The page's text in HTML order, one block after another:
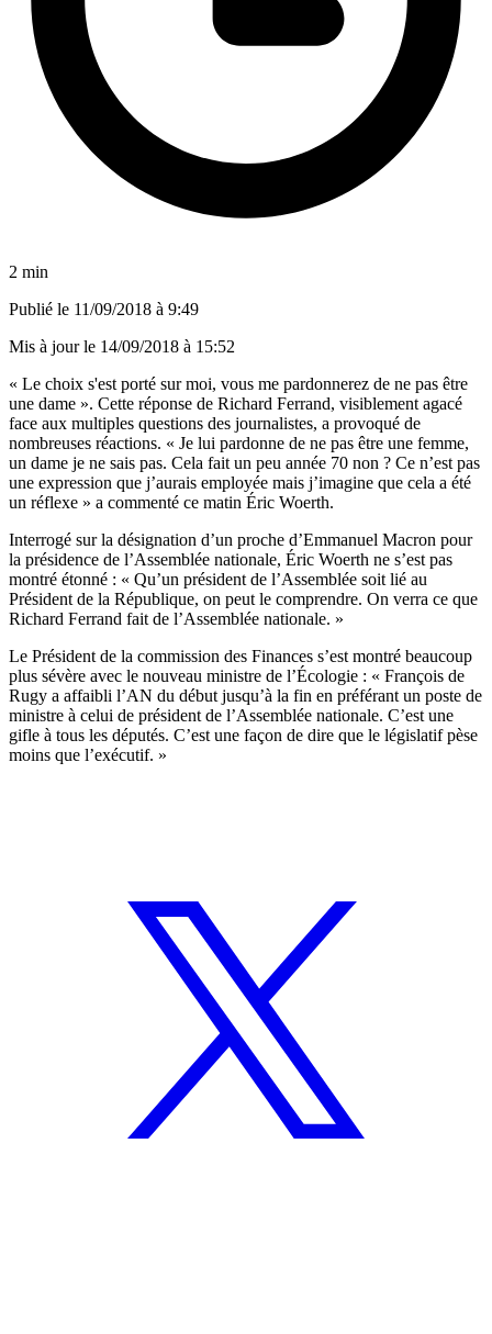
2 min
Publié le 11/09/2018 à 9:49
Mis à jour le 14/09/2018 à 15:52
« Le choix s'est porté sur moi, vous me pardonnerez de ne pas être
une dame ». Cette réponse de Richard Ferrand, visiblement agacé
face aux multiples questions des journalistes, a provoqué de
nombreuses réactions. « Je lui pardonne de ne pas être une femme,
un dame je ne sais pas. Cela fait un peu année 70 non ? Ce n’est pas
une expression que j’aurais employée mais j’imagine que cela a été
un réflexe » a commenté ce matin Éric Woerth.
Interrogé sur la désignation d’un proche d’Emmanuel Macron pour
la présidence de l’Assemblée nationale, Éric Woerth ne s’est pas
montré étonné : « Qu’un président de l’Assemblée soit lié au
Président de la République, on peut le comprendre. On verra ce que
Richard Ferrand fait de l’Assemblée nationale. »
Le Président de la commission des Finances s’est montré beaucoup
plus sévère avec le nouveau ministre de l’Écologie : « François de
Rugy a affaibli l’AN du début jusqu’à la fin en préférant un poste de
ministre à celui de président de l’Assemblée nationale. C’est une
gifle à tous les députés. C’est une façon de dire que le législatif pèse
moins que l’exécutif. »